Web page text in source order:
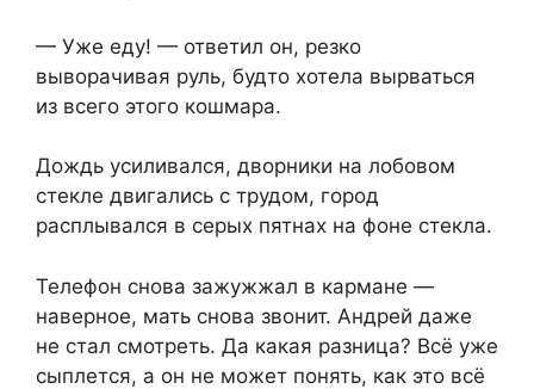
— Уже еду! — ответил он, резко
выворачивая руль, будто хотела вырваться
из всего этого кошмара.
Дождь усиливался, дворники на лобовом
стекле двигались с трудом, город
расплывался в серых пятнах на фоне стекла.
Телефон снова зажужжал в кармане —
наверное, мать снова звонит. Андрей даже
не стал смотреть. Да какая разница? Всё уже
сыплется, а он не может понять, как это всё